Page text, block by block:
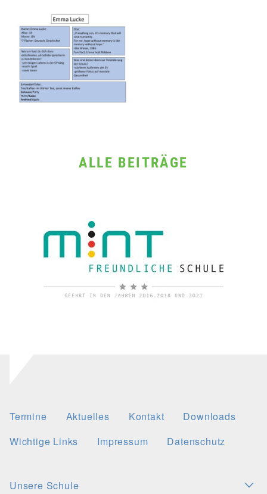
ALLE BEITRÄGE
Termine Aktuelles Kontakt
Downloads
Wichtige Links
Impressum Datenschutz
Unsere Schule